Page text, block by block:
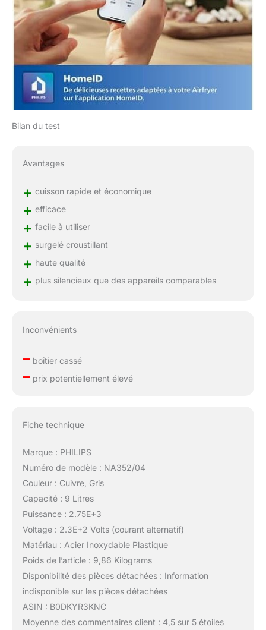
Bilan du test
Avantages
+ cuisson rapide et économique
+ efficace
+ facile à utiliser
+ surgelé croustillant
+ haute qualité
+ plus silencieux que des appareils comparables
Inconvénients
–boîtier cassé
–prix potentiellement élevé
Fiche technique
Marque : PHILIPS
Numéro de modèle : NA352/04
Couleur : Cuivre, Gris
Capacité : 9 Litres
Puissance : 2.75E+3
Voltage : 2.3E+2 Volts (courant alternatif)
Matériau : Acier Inoxydable Plastique
Poids de l’article : 9,86 Kilograms
Disponibilité des pièces détachées : Information
indisponible sur les pièces détachées
ASIN : B0DKYR3KNC
Moyenne des commentaires client : 4,5 sur 5 étoiles